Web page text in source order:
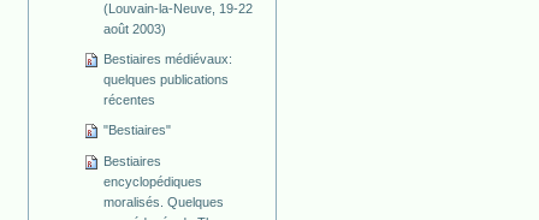
(Louvain-la-Neuve, 19-22
août 2003)
Bestiaires médiévaux:
quelques publications
récentes
"Bestiaires"
Bestiaires
encyclopédiques
moralisés. Quelques